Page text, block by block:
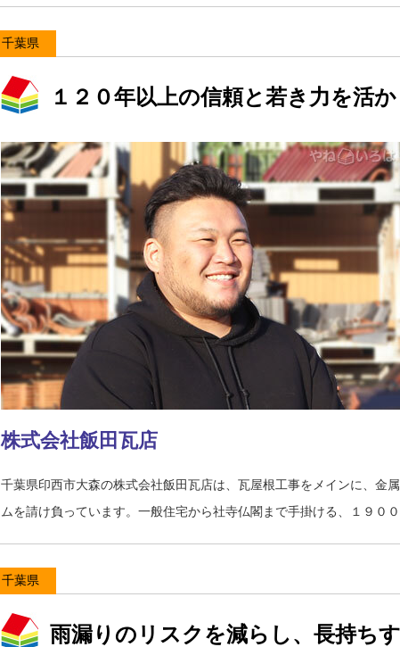
千葉県
１２０年以上の信頼と若き力を活
株式会社飯田瓦店
千葉県印西市大森の株式会社飯田瓦店は、瓦屋根工事をメインに、金
ムを請け負っています。一般住宅から社寺仏閣まで手掛ける、１９０
千葉県
雨漏りのリスクを減らし、長持ち